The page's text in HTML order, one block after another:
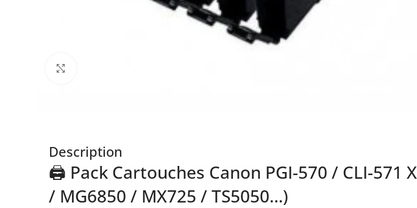
Description
🖨️ Pack Cartouches Canon PGI-570 / CLI-571
/ MG6850 / MX725 / TS5050…)